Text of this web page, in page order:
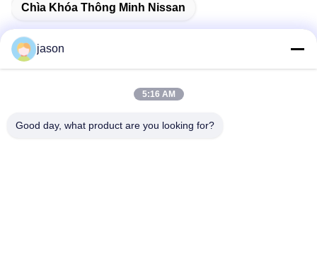
Chìa Khóa Thông Minh Nissan
Địa chỉ
jason
5:16 AM
Good day, what product are you looking for?